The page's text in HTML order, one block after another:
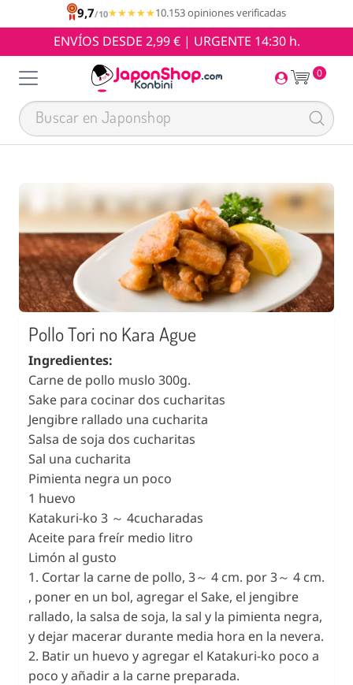
9,7/10★★★★★
★★★★★10.153 opiniones verificadas
ENVÍOS DESDE 2,99 € | URGENTE 14:30 h.
0
Pollo Tori no Kara Ague
Ingredientes:
Carne de pollo muslo 300g.
Sake para cocinar dos cucharitas
Jengibre rallado una cucharita
Salsa de soja dos cucharitas
Sal una cucharita
Pimienta negra un poco
1 huevo
Katakuri-ko 3 ～ 4cucharadas
Aceite para freír medio litro
Limón al gusto
1. Cortar la carne de pollo, 3～ 4 cm. por 3～ 4 cm.
, poner en un bol, agregar el Sake, el jengibre
rallado, la salsa de soja, la sal y la pimienta negra,
y dejar macerar durante media hora en la nevera.
2. Batir un huevo y agregar el Katakuri-ko poco a
poco y añadir a la carne preparada.